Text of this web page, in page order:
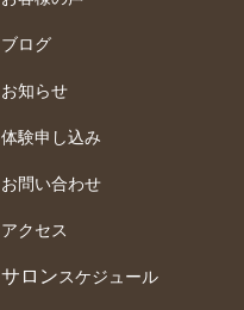
ブログ
お知らせ
体験申し込み
お問い合わせ
アクセス
サロンスケジュール